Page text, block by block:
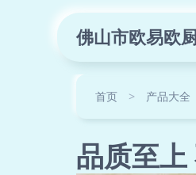
佛山市欧易欧
首页 > 产品大全
品质至